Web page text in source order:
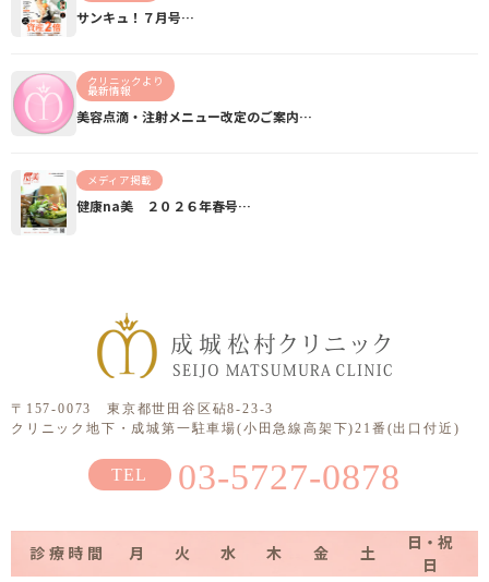
サンキュ！７月号…
クリニックより
最新情報
美容点滴・注射メニュー改定のご案内…
メディア掲載
健康na美 ２０２６年春号…
〒157-0073 東京都世田谷区砧8-23-3
クリニック地下・成城第一駐車場(小田急線高架下)21番(出口付近)
03-5727-0878
診療時間 月 火 水 木 金 土
日・祝
日